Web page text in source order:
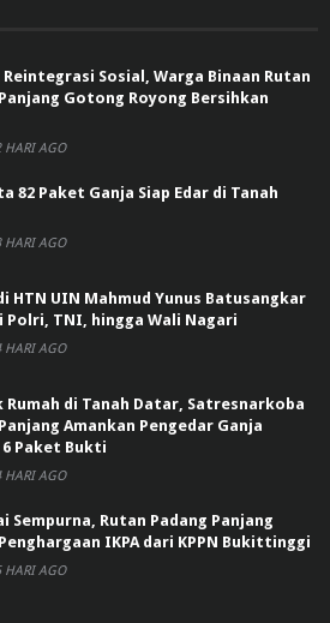
Sosial, Warga Binaan Rutan
Gotong Royong Bersihkan
HARI AGO
82 Paket Ganja Siap Edar di Tanah
HARI AGO
HTN UIN Mahmud Yunus Batusangkar
Polri, TNI, hingga Wali Nagari
HARI AGO
Rumah di Tanah Datar, Satresnarkoba
Amankan Pengedar Ganja
Paket Bukti
HARI AGO
Sempurna, Rutan Padang Panjang
IKPA dari KPPN Bukittinggi
HARI AGO